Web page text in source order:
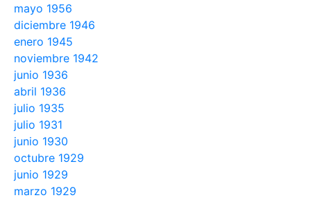
mayo 1956
diciembre 1946
enero 1945
noviembre 1942
junio 1936
abril 1936
julio 1935
julio 1931
junio 1930
octubre 1929
junio 1929
marzo 1929